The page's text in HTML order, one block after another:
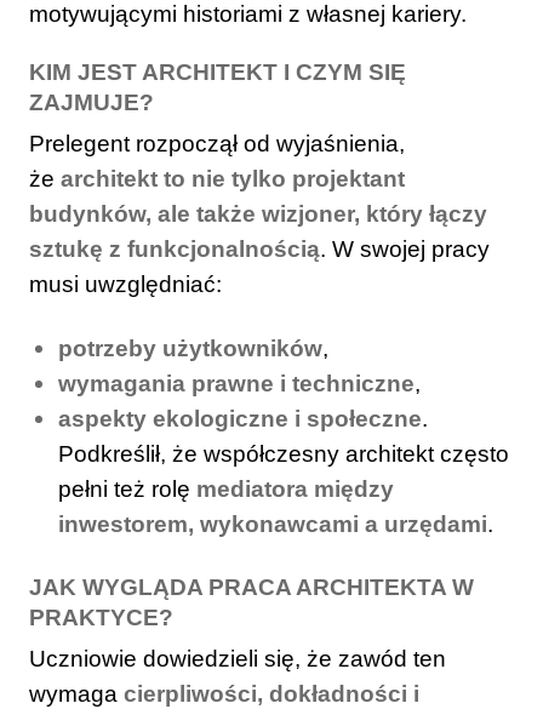
motywującymi historiami z własnej kariery.
KIM JEST ARCHITEKT I CZYM SIĘ
ZAJMUJE?
Prelegent rozpoczął od wyjaśnienia,
że architekt to nie tylko projektant
budynków, ale także wizjoner, który łączy
sztukę z funkcjonalnością. W swojej pracy
musi uwzględniać:
potrzeby użytkowników,
wymagania prawne i techniczne,
aspekty ekologiczne i społeczne.
Podkreślił, że współczesny architekt często
pełni też rolę mediatora między
inwestorem, wykonawcami a urzędami.
JAK WYGLĄDA PRACA ARCHITEKTA W
PRAKTYCE?
Uczniowie dowiedzieli się, że zawód ten
wymaga cierpliwości, dokładności i